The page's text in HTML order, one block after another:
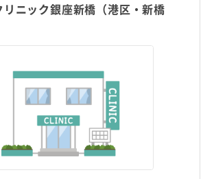
ニック銀座新橋（港区・新橋